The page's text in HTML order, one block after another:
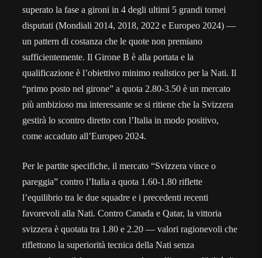
superato la fase a gironi in 4 degli ultimi 5 grandi tornei
disputati (Mondiali 2014, 2018, 2022 e Europeo 2024) —
un pattern di costanza che le quote non premiano
sufficientemente. Il Girone B è alla portata e la
qualificazione è l’obiettivo minimo realistico per la Nati. Il
“primo posto nel girone” a quota 2.80-3.50 è un mercato
più ambizioso ma interessante se si ritiene che la Svizzera
gestirà lo scontro diretto con l’Italia in modo positivo,
come accaduto all’Europeo 2024.
Per le partite specifiche, il mercato “Svizzera vince o
pareggia” contro l’Italia a quota 1.60-1.80 riflette
l’equilibrio tra le due squadre e i precedenti recenti
favorevoli alla Nati. Contro Canada e Qatar, la vittoria
svizzera è quotata tra 1.80 e 2.20 — valori ragionevoli che
riflettono la superiorità tecnica della Nati senza